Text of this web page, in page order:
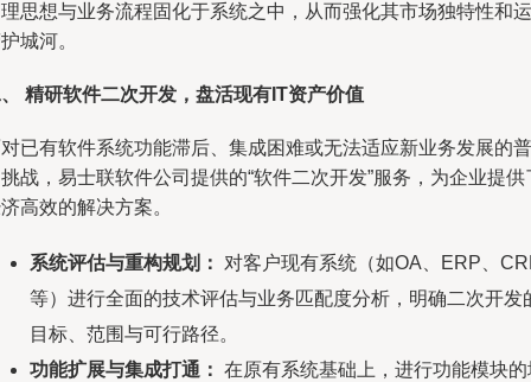
思想与业务流程固化于系统之中，从而强化其市场独特性和运
城河。
精研软件二次开发，盘活现有IT资产价值
已有软件系统功能滞后、集成困难或无法适应新业务发展的普
战，易士联软件公司提供的“软件二次开发”服务，为企业提供
高效的解决方案。
系统评估与重构规划：
对客户现有系统（如OA、ERP、
等）进行全面的技术评估与业务匹配度分析，明确二次开发
目标、范围与可行路径。
功能扩展与集成打通： 在原有系统基础上，进行功能模块的